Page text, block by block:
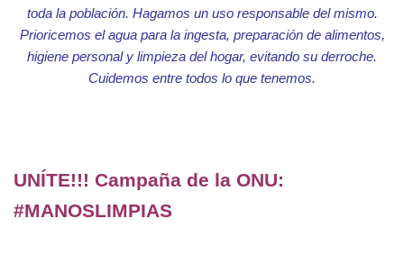
toda la población. Hagamos un uso responsable del mismo.
Prioricemos el agua para la ingesta, preparación de alimentos,
higiene personal y limpieza del hogar, evitando su derroche.
Cuidemos entre todos lo que tenemos.
UNÍTE!!! Campaña de la ONU:
#MANOSLIMPIAS